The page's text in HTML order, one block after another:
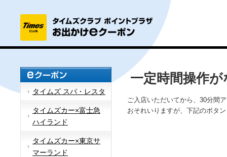
タイムズ スパ・レスタ
タイムズカー×富士急
ハイランド
タイムズカー×東京サ
マーランド
一定時間操作
ご入店いただいてから、30分間
おそれいりますが、下記のボタ